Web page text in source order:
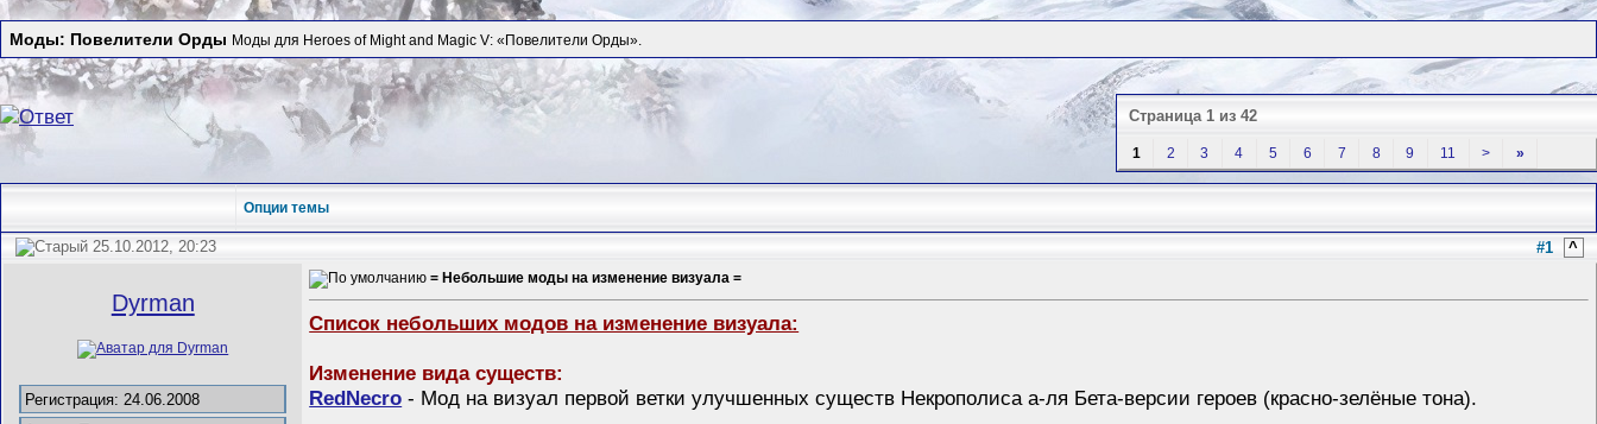
Моды: Повелители Орды Моды для Heroes of Might and Magic V: «Повелители Орды».
Страница 1 из 42
1 2 3 4 5 6 7 8 9 11 > »
Опции темы
25.10.2012, 20:23 #1 ^
Dyrman
Регистрация: 24.06.2008
= Небольшие моды на изменение визуала =
Список небольших модов на изменение визуала:
Изменение вида существ:
RedNecro - Мод на визуал первой ветки улучшенных существ Некрополиса а-ля Бета-версии героев (красно-зелёные тона).